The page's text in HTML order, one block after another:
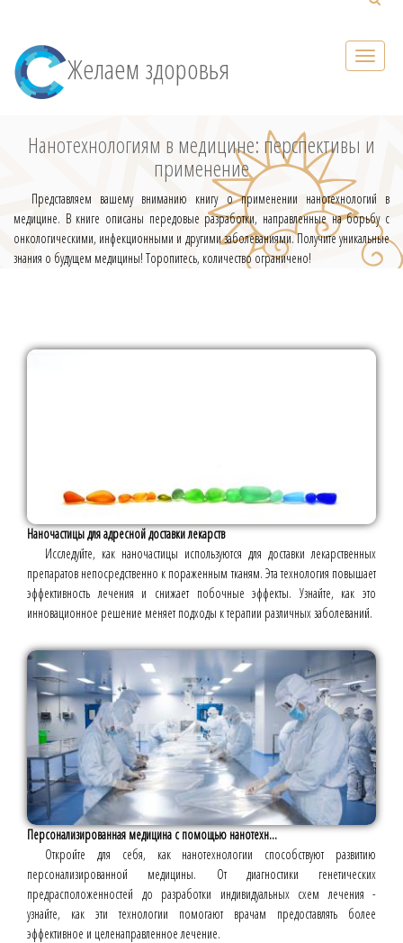
Желаем здоровья
Нанотехнологиям в медицине: перспективы и
применение
Представляем вашему вниманию книгу о применении нанотехнологий в
медицине. В книге описаны передовые разработки, направленные на борьбу с
онкологическими, инфекционными и другими заболеваниями. Получите уникальные
знания о будущем медицины! Торопитесь, количество ограничено!
Наночастицы для адресной доставки лекарств
Исследуйте, как наночастицы используются для доставки лекарственных
препаратов непосредственно к пораженным тканям. Эта технология повышает
эффективность лечения и снижает побочные эффекты. Узнайте, как это
инновационное решение меняет подходы к терапии различных заболеваний.
Персонализированная медицина с помощью нанотехн...
Откройте для себя, как нанотехнологии способствуют развитию
персонализированной медицины. От диагностики генетических
предрасположенностей до разработки индивидуальных схем лечения -
узнайте, как эти технологии помогают врачам предоставлять более
эффективное и целенаправленное лечение.